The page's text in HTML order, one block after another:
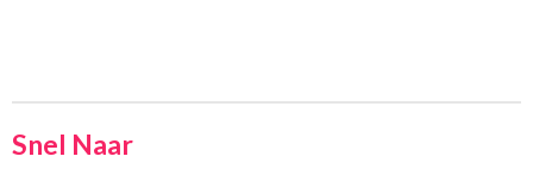
Snel Naar